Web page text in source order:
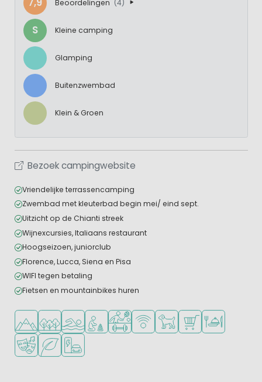
Beoordelingen (4)
S Kleine camping
Glamping
Buitenzwembad
Klein & Groen
Bezoek campingwebsite
Vriendelijke terrassencamping
Zwembad met kleuterbad begin mei/ eind sept.
Uitzicht op de Chianti streek
Wijnexcursies, Italiaans restaurant
Hoogseizoen, juniorclub
Florence, Lucca, Siena en Pisa
WIFI tegen betaling
Fietsen en mountainbikes huren
Ligt in de heuvels/bergen
Ligt in een bosrijke omgeving
Openlucht zwembad
Aanbevolen voor jonge kinderen
Veel mogelijkheden om te sporten
WiFi beschikbaar
Huisdieren toegestaan
Campingwinkel/
Restaurant of
Animatieprogramma
Groene ligging
Laadpaal elektrische auto